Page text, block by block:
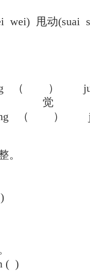
wei) 甩动(suai
（ ）
觉
（ ）
。
( )